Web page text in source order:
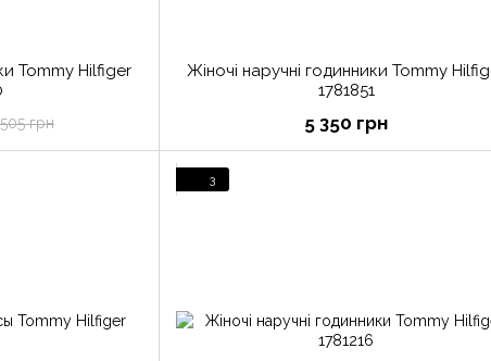
Tommy Hilfiger
грн
Жіночі наручні годинники Tommy
1781851
5 350 грн
3